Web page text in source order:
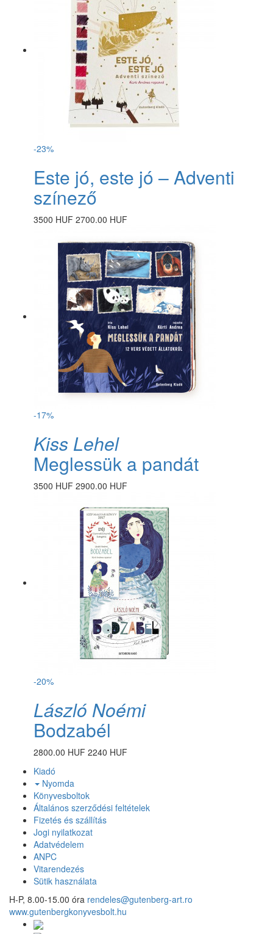
-23%
Este jó, este jó – Adventi
színező
3500 HUF 2700.00 HUF
-17%
Kiss Lehel
Meglessük a pandát
3500 HUF 2900.00 HUF
-20%
László Noémi
Bodzabél
2800.00 HUF 2240 HUF
Kiadó
Nyomda
Könyvesboltok
Általános szerződési feltételek
Fizetés és szállítás
Jogi nyilatkozat
Adatvédelem
ANPC
Vitarendezés
Sütik használata
H-P, 8.00-15.00 óra rendeles@gutenberg-art.ro
www.gutenbergkonyvesbolt.hu